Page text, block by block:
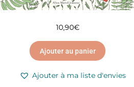
10,90€
Ajouter au panier
Ajouter à ma liste d'envies